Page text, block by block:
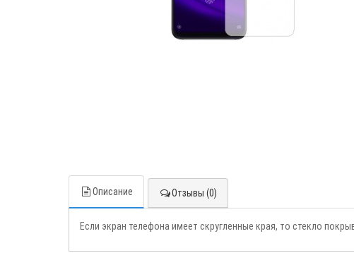
Описание Отзывы (0)
Если экран телефона имеет скругленные края, то стекло